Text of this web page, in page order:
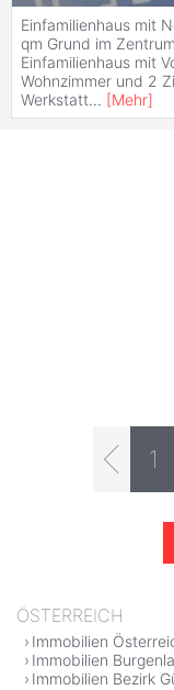
Einfamilienhaus mit
qm Grund im
Einfamilienhaus mit
Wohnzimmer und 2
Werkstatt... [Mehr]
1
ÖSTERREICH
Immobilien
Immobilien
Immobilien Bezirk